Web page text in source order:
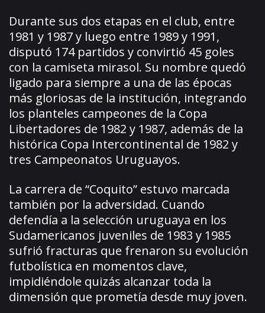
Durante sus dos etapas en el club, entre
1981 y 1987 y luego entre 1989 y 1991,
disputó 174 partidos y convirtió 45 goles
con la camiseta mirasol. Su nombre quedó
ligado para siempre a una de las épocas
más gloriosas de la institución, integrando
los planteles campeones de la Copa
Libertadores de 1982 y 1987, además de la
histórica Copa Intercontinental de 1982 y
tres Campeonatos Uruguayos.
La carrera de “Coquito” estuvo marcada
también por la adversidad. Cuando
defendía a la selección uruguaya en los
Sudamericanos juveniles de 1983 y 1985
sufrió fracturas que frenaron su evolución
futbolística en momentos clave,
impidiéndole quizás alcanzar toda la
dimensión que prometía desde muy joven.